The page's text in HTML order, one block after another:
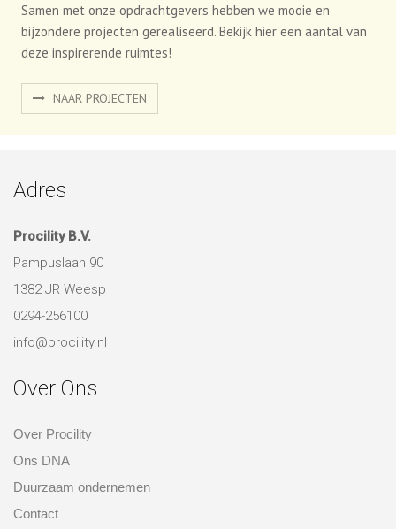
Samen met onze opdrachtgevers hebben we mooie en
bijzondere projecten gerealiseerd. Bekijk hier een aantal van
deze inspirerende ruimtes!
NAAR PROJECTEN
Adres
Procility B.V.
Pampuslaan 90
1382 JR Weesp
0294-256100
info@procility.nl
Over Ons
Over Procility
Ons DNA
Duurzaam ondernemen
Contact